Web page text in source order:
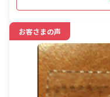
お客さまの声